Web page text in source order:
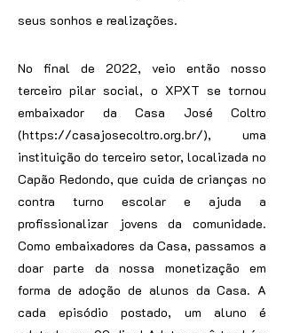
seus sonhos e realizações.
No final de 2022, veio então nosso
terceiro pilar social, o XPXT se tornou
embaixador da Casa José Coltro
(https://casajosecoltro.org.br/), uma
instituição do terceiro setor, localizada no
Capão Redondo, que cuida de crianças no
contra turno escolar e ajuda a
profissionalizar jovens da comunidade.
Como embaixadores da Casa, passamos a
doar parte da nossa monetização em
forma de adoção de alunos da Casa. A
cada episódio postado, um aluno é